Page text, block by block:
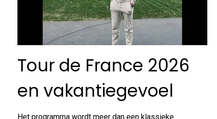
Tour de France 2026
en vakantiegevoel
Het programma wordt meer dan een klassieke